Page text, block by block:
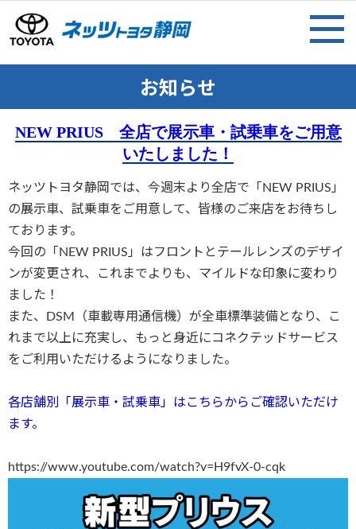
お知らせ
NEW PRIUS 全店で展示車・試乗車をご用意
いたしました！
ネッツトヨタ静岡では、今週末より全店で「NEW PRIUS」
の展示車、試乗車をご用意して、皆様のご来店をお待ちし
ております。
今回の「NEW PRIUS」はフロントとテールレンズのデザイ
ンが変更され、これまでよりも、マイルドな印象に変わり
ました！
また、DSM（車載専用通信機）が全車標準装備となり、こ
れまで以上に充実し、もっと身近にコネクテッドサービス
をご利用いただけるようになりました。
各店舗別「展示車・試乗車」はこちらからご確認いただけ
ます。
https://www.youtube.com/watch?v=H9fvX-0-cqk